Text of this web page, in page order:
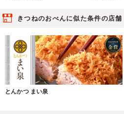
きつねのおべんに似た条件の店舗
とんかつ まい泉